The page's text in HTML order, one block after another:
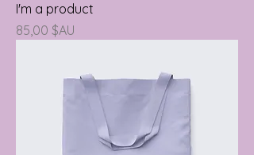
I'm a product
Prix
85,00 $AU